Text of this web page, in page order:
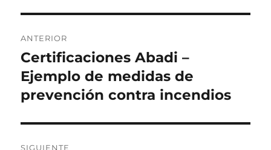
de
entradas
ANTERIOR
Entrada
anterior:
Certificaciones Abadi –
Ejemplo de medidas de
prevención contra incendios
SIGUIENTE